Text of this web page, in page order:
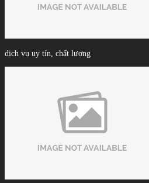
dịch vụ uy tín, chất lượng